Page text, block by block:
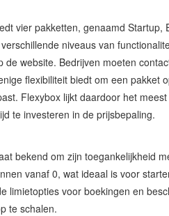
vier pakketten, genaamd
niveaus van
de website. Bedrijven moeten
flexibiliteit biedt om een pakket
Flexybox lijkt daardoor het
te investeren in de prijsbepaling.
bekend om zijn toegankelijkheid
vanaf 0, wat ideaal is voor
limietopties voor boekingen en
te schalen.